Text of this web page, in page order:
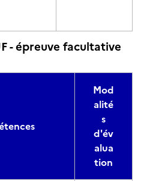
- épreuve facultative
Mod
alité
s
d'év
alua
tion